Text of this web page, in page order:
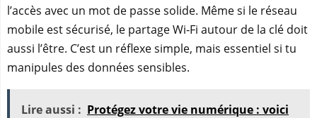
l’accès avec un mot de passe solide. Même si le réseau
mobile est sécurisé, le partage Wi‑Fi autour de la clé doit
aussi l’être. C’est un réflexe simple, mais essentiel si tu
manipules des données sensibles.
Lire aussi : Protégez votre vie numérique : voici